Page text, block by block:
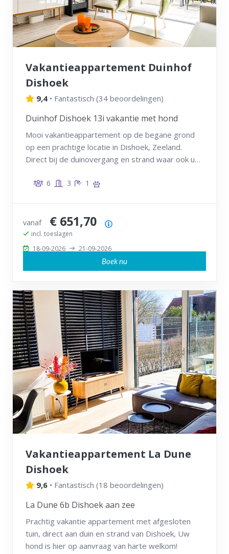
Vakantieappartement Duinhof
Dishoek
9,4 • Fantastisch (34 beoordelingen)
Duinhof Dishoek 13i vakantie met hond
Mooi vakantieappartement op de begane grond
op een prachtige locatie in Dishoek, Zeeland.
Direct bij de duinovergang en strand waar ook uw
6 3 1
vanaf € 651,70
incl. toeslagen
18-09-2026
21-09-2026
Boek nu
Vakantieappartement La Dune
Dishoek
9,6 • Fantastisch (18 beoordelingen)
La Dune 6b Dishoek aan zee
Prachtig vakantie appartement met afgesloten
tuin, direct aan duin en strand van Dishoek, Uw
hond is hier op aanvraag van harte welkom!